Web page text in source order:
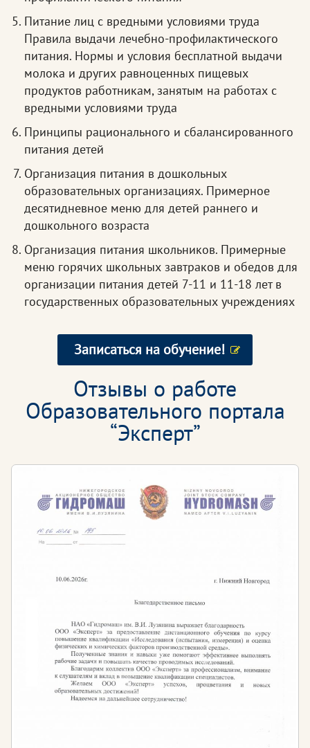
Питание лиц с вредными условиями труда
Правила выдачи лечебно-профилактического
питания. Нормы и условия бесплатной выдачи
молока и других равноценных пищевых
продуктов работникам, занятым на работах с
вредными условиями труда
Принципы рационального и сбалансированного
питания детей
Организация питания в дошкольных
образовательных организациях. Примерное
десятидневное меню для детей раннего и
дошкольного возраста
Организация питания школьников. Примерные
меню горячих школьных завтраков и обедов для
организации питания детей 7-11 и 11-18 лет в
государственных образовательных учреждениях
Записаться на обучение!
Отзывы о работе
Образовательного портала
“Эксперт”